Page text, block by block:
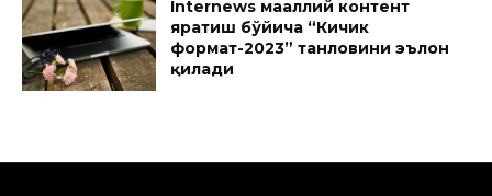
Internews маҳаллий контент
яратиш бўйича “Кичик
формат-2023” танловини эълон
қилади